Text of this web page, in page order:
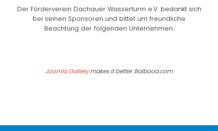
Der Förderverein Dachauer Wasserturm e.V. bedankt sich
bei seinen Sponsoren und bittet um freundliche
Beachtung der folgenden Unternehmen:
Joomla Gallerymakes it better. Balbooa.com